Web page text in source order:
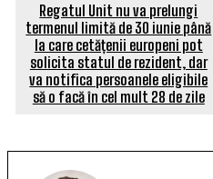
Regatul Unit nu va prelungi
termenul limită de 30 iunie până
la care cetățenii europeni pot
solicita statul de rezident, dar
va notifica persoanele eligibile
să o facă în cel mult 28 de zile